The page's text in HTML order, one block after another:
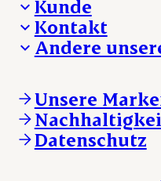
Deine Karriere bei
Aktuelle Jobangebote
Danish Crown
Kunde
Was wir anbieten
Lebensmittelsicherheit
Kontakt
Aktuelles und Presse
Sonstige Anfragen
Andere
DAT-Schaub.com
ESS-FOOD.com
KLS.se
nordicspoor.com
Unsere
Datenschutz